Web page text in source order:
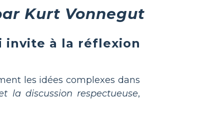
Kurt Vonnegut
invite à la réflexion
les idées complexes dans
la discussion respectueuse,